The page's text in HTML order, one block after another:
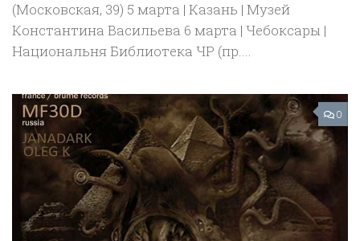
(Московская, 39) 5 марта | Казань | Музей
Константина Васильева 6 марта | Чебоксары |
Нaциoнaльня Библиoтeкa ЧP (пр....
0